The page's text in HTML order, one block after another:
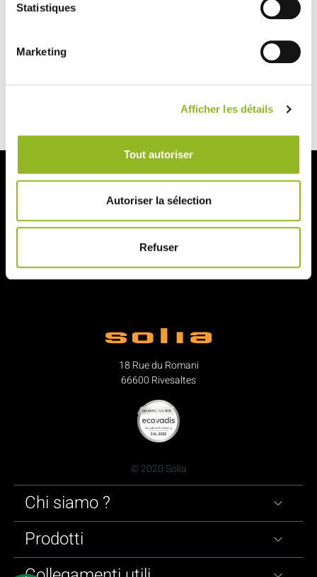
Statistiques
Marketing
Afficher les détails
Tout autoriser
Autoriser la sélection
Refuser
Seguici
18 Rue du Romani
66600 Rivesaltes
© 2020 Solia
Chi siamo ?
Prodotti